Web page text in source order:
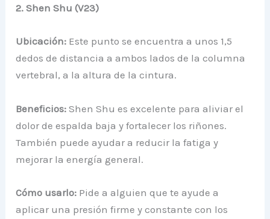
2. Shen Shu (V23)
Ubicación: Este punto se encuentra a unos 1,5
dedos de distancia a ambos lados de la columna
vertebral, a la altura de la cintura.
Beneficios: Shen Shu es excelente para aliviar el
dolor de espalda baja y fortalecer los riñones.
También puede ayudar a reducir la fatiga y
mejorar la energía general.
Cómo usarlo: Pide a alguien que te ayude a
aplicar una presión firme y constante con los